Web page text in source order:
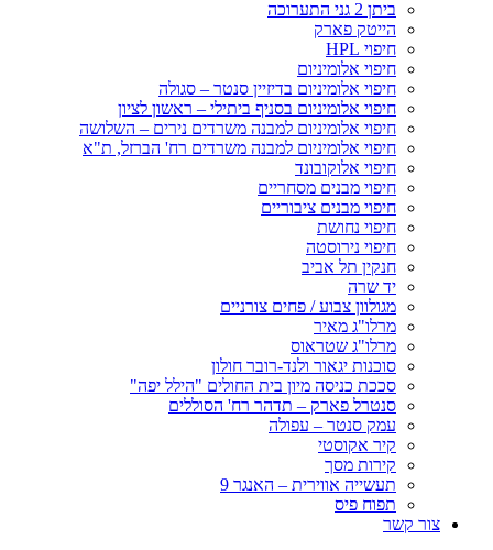
ביתן 2 גני התערוכה
הייטק פארק
חיפוי HPL
חיפוי אלומיניום
חיפוי אלומיניום בדיזיין סנטר – סגולה
חיפוי אלומיניום בסניף ביתילי – ראשון לציון
חיפוי אלומיניום למבנה משרדים נירים – השלושה
חיפוי אלומיניום למבנה משרדים רח' הברזל, ת"א
חיפוי אלוקובונד
חיפוי מבנים מסחריים
חיפוי מבנים ציבוריים
חיפוי נחושת
חיפוי נירוסטה
חנקין תל אביב
יד שרה
מגולוון צבוע / פחים צורניים
מרלו"ג מאיר
מרלו"ג שטראוס
סוכנות יגאור ולנד-רובר חולון
סככת כניסה מיון בית החולים "הילל יפה"
סנטרל פארק – תדהר רח' הסוללים
עמק סנטר – עפולה
קיר אקוסטי
קירות מסך
תעשייה אווירית – האנגר 9
תפוח פיס
צור קשר